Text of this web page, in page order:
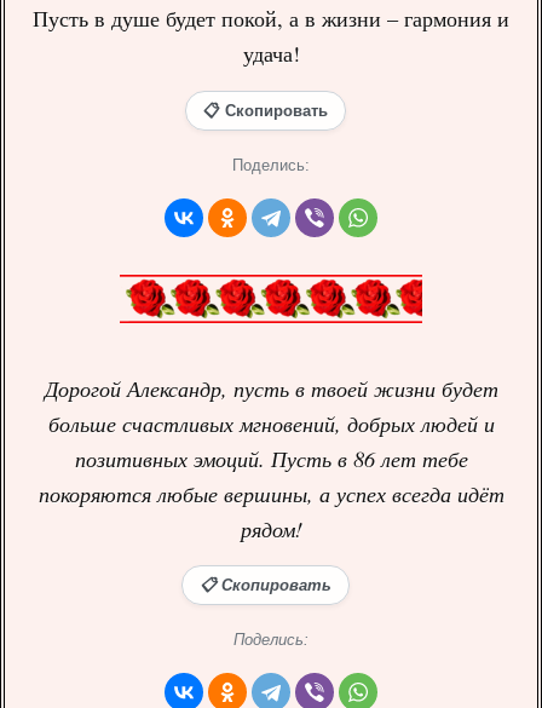
Пусть в душе будет покой, а в жизни – гармония и
удача!
📋 Скопировать
Поделись:
Дорогой Александр, пусть в твоей жизни будет
больше счастливых мгновений, добрых людей и
позитивных эмоций. Пусть в 86 лет тебе
покоряются любые вершины, а успех всегда идёт
рядом!
📋 Скопировать
Поделись: